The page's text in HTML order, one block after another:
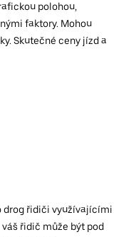
polohou,
faktory. Mohou
Skutečné ceny jízd a
drog řidiči využívajícími
řidič může být pod